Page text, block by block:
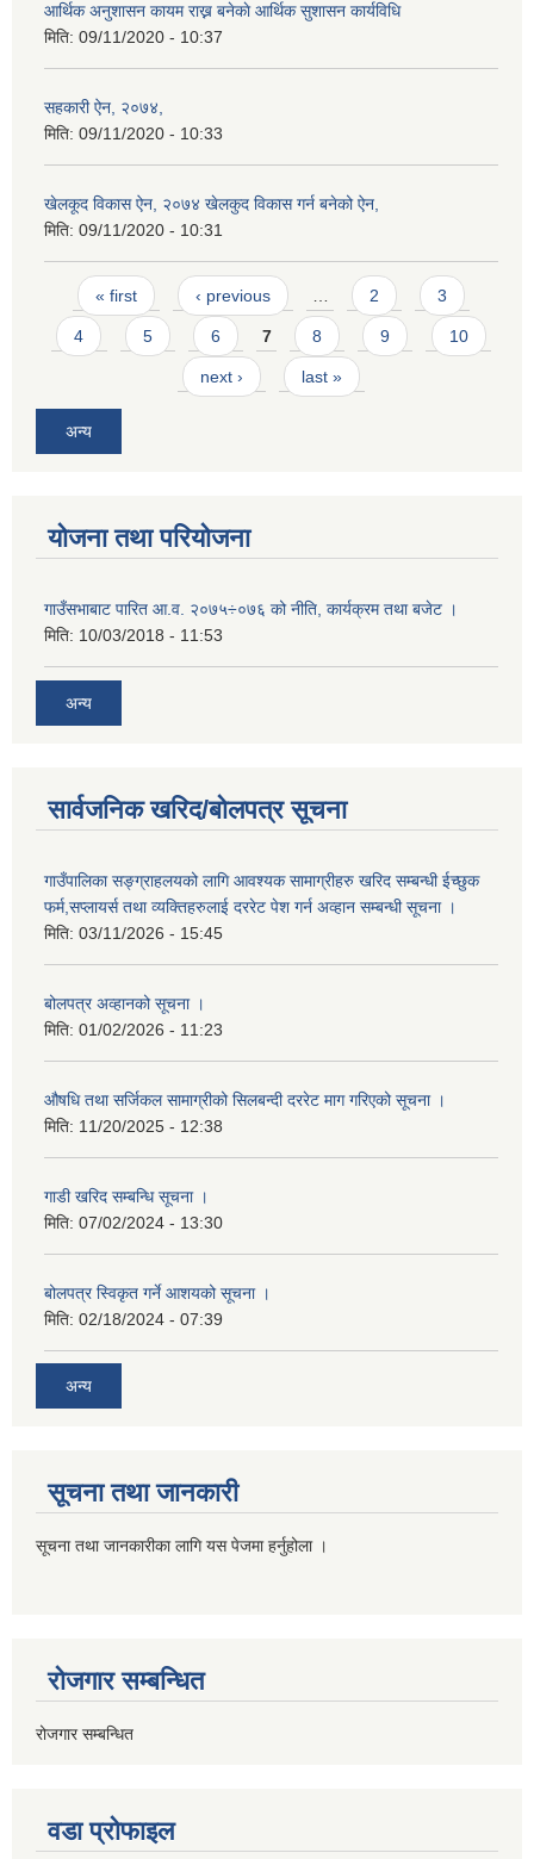
आर्थिक अनुशासन कायम राख्न बनेकाे आर्थिक सुशासन कार्यविधि
मिति: 09/11/2020 - 10:37
सहकारी ऐन, २०७४,
मिति: 09/11/2020 - 10:33
खेलकूद विकास ऐन, २०७४ खेलकुद विकास गर्न बनेको ऐन,
मिति: 09/11/2020 - 10:31
Pages
« first ‹ previous 2 3
4 5 6 7 8 9 10
next › last »
अन्य
योजना तथा परियोजना
गाउँसभाबाट पारित आ.व. २०७५÷०७६ को नीति, कार्यक्रम तथा बजेट ।
मिति: 10/03/2018 - 11:53
अन्य
सार्वजनिक खरिद/बोलपत्र सूचना
गाउँपालिका सङ्ग्राहलयको लागि आवश्यक सामाग्रीहरु खरिद सम्बन्धी ईच्छुक
फर्म,सप्लायर्स तथा व्यक्तिहरुलाई दररेट पेश गर्न अव्हान सम्बन्धी सूचना ।
मिति: 03/11/2026 - 15:45
बोलपत्र अव्हानको सूचना ।
मिति: 01/02/2026 - 11:23
औषधि तथा सर्जिकल सामाग्रीको सिलबन्दी दररेट माग गरिएको सूचना ।
मिति: 11/20/2025 - 12:38
गाडी खरिद सम्बन्धि सूचना ।
मिति: 07/02/2024 - 13:30
बोलपत्र स्विकृत गर्ने आशयको सूचना ।
मिति: 02/18/2024 - 07:39
अन्य
सूचना तथा जानकारी
सूचना तथा जानकारीका लागि यस पेजमा हर्नुहोला ।
रोजगार सम्बन्धित
रोजगार सम्बन्धित
वडा प्रोफाइल